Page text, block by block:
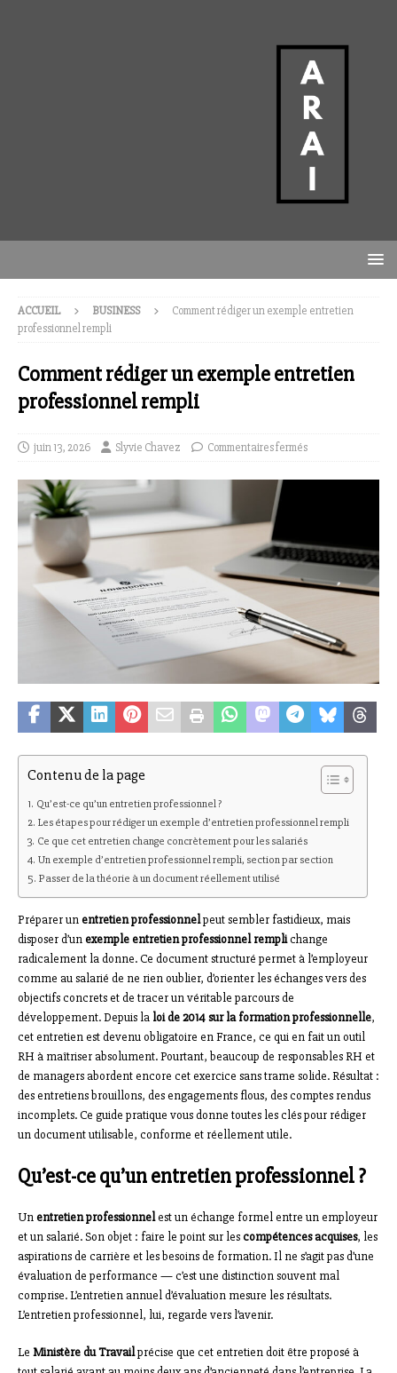
ACCUEIL BUSINESS
Comment rédiger un exemple entretien
professionnel rempli
Comment rédiger un exemple entretien
professionnel rempli
juin 13, 2026 Slyvie Chavez Commentaires fermés
Contenu de la page
Qu’est-ce qu’un entretien professionnel ?
Les étapes pour rédiger un exemple d’entretien professionnel rempli
Ce que cet entretien change concrètement pour les salariés
Un exemple d’entretien professionnel rempli, section par section
Passer de la théorie à un document réellement utilisé
Préparer unentretien professionnelpeut sembler fastidieux, mais
disposer d’unexemple entretien professionnel remplichange
radicalement la donne. Ce document structuré permet à l’employeur
comme au salarié de ne rien oublier, d’orienter les échanges vers des
objectifs concrets et de tracer un véritable parcours de
développement. Depuis la loi de 2014 sur la formation professionnelle,
cet entretien est devenu obligatoire en France, ce qui en fait un outil
RH à maîtriser absolument. Pourtant, beaucoup de responsables RH et
de managers abordent encore cet exercice sans trame solide. Résultat :
des entretiens brouillons, des engagements flous, des comptes rendus
incomplets. Ce guide pratique vous donne toutes les clés pour rédiger
un document utilisable, conforme et réellement utile.
Qu’est-ce qu’un entretien professionnel ?
Unentretien professionnelest un échange formel entre un employeur
et un salarié. Son objet : faire le point sur lescompétences acquises, les
aspirations de carrière et les besoins de formation. Il ne s’agit pas d’une
évaluation de performance — c’est une distinction souvent mal
comprise. L’entretien annuel d’évaluation mesure les résultats.
L’entretien professionnel, lui, regarde vers l’avenir.
Le Ministère du Travailprécise que cet entretien doit être proposé à